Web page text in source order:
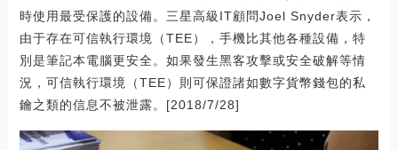
時使用最受保護的設備。三星高級IT顧問Joel Snyder表示，
由于存在可信執行環境（TEE），手機比其他各種設備，特
別是筆記本電腦更安全。如果發生黑客攻擊或安全破解等情
況，可信執行環境（TEE）則可保證諸如數字貨幣錢包的私
鑰之類的信息不被泄露。[2018/7/28]